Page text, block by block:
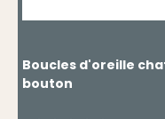
Boucles d'oreille
bouton